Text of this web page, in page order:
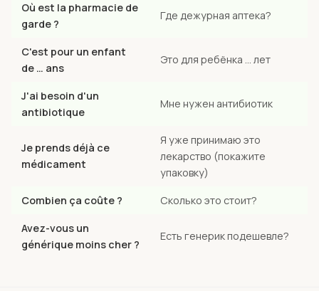
Où est la pharmacie de
garde ?
Где дежурная аптека?
C'est pour un enfant
de … ans
Это для ребёнка … лет
J'ai besoin d'un
antibiotique
Мне нужен антибиотик
Je prends déjà ce
médicament
Я уже принимаю это
лекарство (покажите
упаковку)
Combien ça coûte ? Сколько это стоит?
Avez-vous un
générique moins cher ?
Есть генерик подешевле?